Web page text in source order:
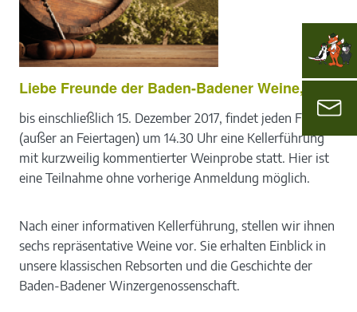
Liebe Freunde der Baden-Badener Weine,
bis einschließlich 15. Dezember 2017, findet jeden Freitag
(außer an Feiertagen) um 14.30 Uhr eine Kellerführung
mit kurzweilig kommentierter Weinprobe statt. Hier ist
eine Teilnahme ohne vorherige Anmeldung möglich.
Nach einer informativen Kellerführung, stellen wir ihnen
sechs repräsentative Weine vor. Sie erhalten Einblick in
unsere klassischen Rebsorten und die Geschichte der
Baden-Badener Winzergenossenschaft.